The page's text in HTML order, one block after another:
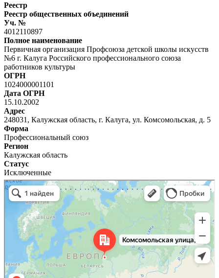
Реестр
Реестр общественных объединений
Уч. №
4012110897
Полное наименование
Первичная организация Профсоюза детской школы искусств
№6 г. Калуга Российского профессионального союза
работников культуры
ОГРН
1024000001101
Дата ОГРН
15.10.2002
Адрес
248031, Калужская область, г. Калуга, ул. Комсомольская, д. 5
Форма
Профессиональный союз
Регион
Калужская область
Статус
Исключенные